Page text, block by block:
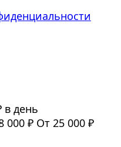
в день
000 ₽ От 25 000 ₽